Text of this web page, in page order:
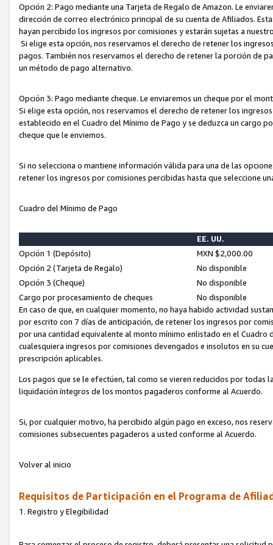
Opción 2: Pago mediante una Tarjeta de Regalo de Amazon. Le
dirección de correo electrónico principal de su cuenta de Afiliados.
hayan percibido los ingresos por comisiones y estarán sujetas a
Si elige esta opción, nos reservamos el derecho de retener los
pagos. También nos reservamos el derecho de retener la porción de
un método de pago alternativo.
Opción 3: Pago mediante cheque. Le enviaremos un cheque por el
Si elige esta opción, nos reservamos el derecho de retener los
establecido en el Cuadro del Mínimo de Pago y se deduzca un cargo
cheque que le enviemos.
Si no selecciona o mantiene información válida para una de las
retener los ingresos por comisiones percibidas hasta que seleccione
Cuadro del Mínimo de Pago
EE. UU.
Opción 1 (Depósito)
MXN $2,000.00
Opción 2 (Tarjeta de Regalo)
No disponible
Opción 3 (Cheque)
No disponible
Cargo por procesamiento de cheques
No disponible
En caso de que, en cualquier momento, no haya habido actividad
por escrito con 7 días de anticipación, de retener los ingresos por
por una cantidad equivalente al monto mínimo enlistado en el
cualesquiera ingresos por comisiones devengados e insolutos en su
prescripción aplicables.
Los pagos que se le efectúen, tal como se vieren reducidos por todas
liquidación íntegros de los montos pagaderos conforme al Acuerdo.
Si, por cualquier motivo, ha percibido algún pago en exceso, nos
comisiones subsecuentes pagaderos a usted conforme al Acuerdo.
Volver al inicio
Requisitos de Participación en el Programa de
1. Registro y Elegibilidad